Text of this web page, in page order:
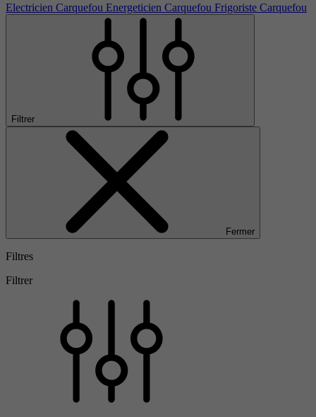
Electricien Carquefou Energeticien Carquefou Frigoriste Carquefou
Filtrer
Fermer
Filtres
Filtrer